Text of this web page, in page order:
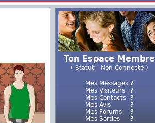
Ton Espace Membre
( Statut - Non Connecté )
Mes Messages
Mes Visiteurs
Mes Contacts
Mes Avis
Mes Forums
Mes Sorties
?
?
?
?
?
?